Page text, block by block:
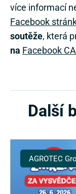
více informací
Facebook
soutěže, která
na Facebook
Další
AGROTEC